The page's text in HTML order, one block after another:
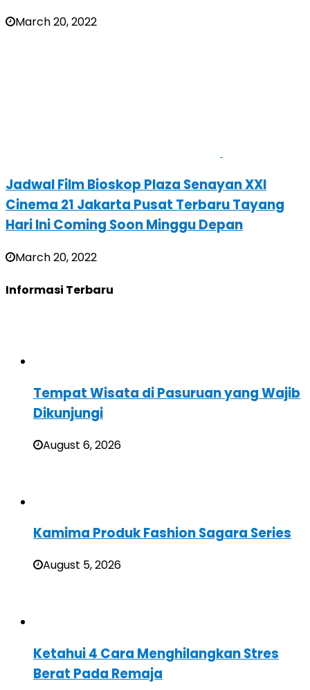
March 20, 2022
Jadwal Film Bioskop Plaza Senayan XXI
Cinema 21 Jakarta Pusat Terbaru Tayang
Hari Ini Coming Soon Minggu Depan
March 20, 2022
Informasi Terbaru
Tempat Wisata di Pasuruan yang Wajib
Dikunjungi
August 6, 2026
Kamima Produk Fashion Sagara Series
August 5, 2026
Ketahui 4 Cara Menghilangkan Stres
Berat Pada Remaja